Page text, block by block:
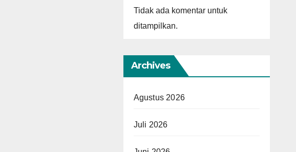
Tidak ada komentar untuk
ditampilkan.
Archives
Agustus 2026
Juli 2026